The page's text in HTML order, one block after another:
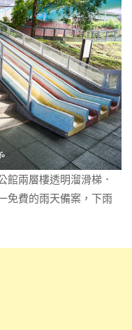
館兩層樓透明溜滑梯．
免費的雨天備案，下雨